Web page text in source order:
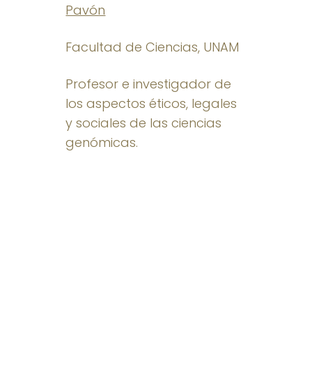
Pavón
Facultad de Ciencias, UNAM
Profesor e investigador de
los aspectos éticos, legales
y sociales de las ciencias
genómicas.